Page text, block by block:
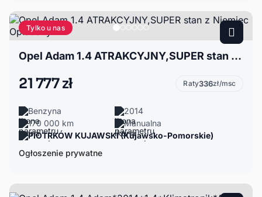
Tylko u nas
Opel Adam 1.4 ATRAKCYJNY,SUPER stan z Niemiec Opłacony
21 777 zł Raty336zł/msc
Benzyna
2014
170 000 km
Manualna
PIOTRKÓW KUJAWSKI (Kujawsko-Pomorskie)
Ogłoszenie prywatne